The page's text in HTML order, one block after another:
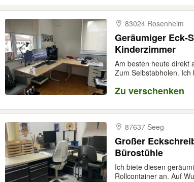
83024 Rosenheim
Geräumiger Eck-
Kinderzimmer
Am besten heute direkt
Zum Selbstabholen. Ich
Zu verschenken
87637 Seeg
Großer
Bürostühle
Ich biete diesen
Rollcontainer an. Auf